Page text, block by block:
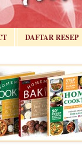
DAFTAR RESEP